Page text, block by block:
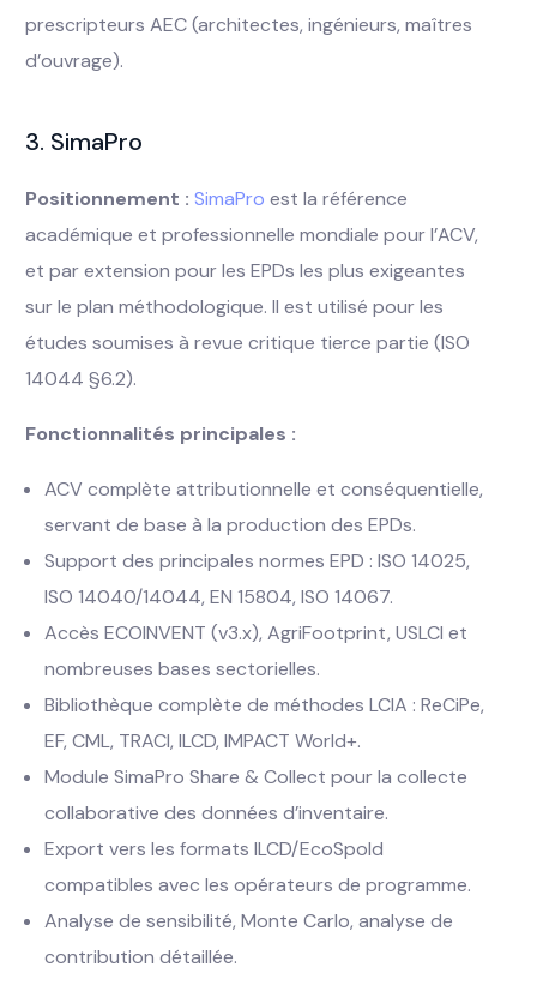
prescripteurs AEC (architectes, ingénieurs, maîtres
d’ouvrage).
3. SimaPro
Positionnement : SimaPro est la référence
académique et professionnelle mondiale pour l’ACV,
et par extension pour les EPDs les plus exigeantes
sur le plan méthodologique. Il est utilisé pour les
études soumises à revue critique tierce partie (ISO
14044 §6.2).
Fonctionnalités principales :
ACV complète attributionnelle et conséquentielle,
servant de base à la production des EPDs.
Support des principales normes EPD : ISO 14025,
ISO 14040/14044, EN 15804, ISO 14067.
Accès ECOINVENT (v3.x), AgriFootprint, USLCI et
nombreuses bases sectorielles.
Bibliothèque complète de méthodes LCIA : ReCiPe,
EF, CML, TRACI, ILCD, IMPACT World+.
Module SimaPro Share & Collect pour la collecte
collaborative des données d’inventaire.
Export vers les formats ILCD/EcoSpold
compatibles avec les opérateurs de programme.
Analyse de sensibilité, Monte Carlo, analyse de
contribution détaillée.